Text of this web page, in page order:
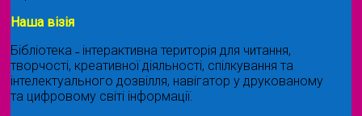
Наша візія
Бібліотека ˗ інтерактивна територія для читання,
творчості, креативної діяльності, спілкування та
інтелектуального дозвілля, навігатор у друкованому
та цифровому світі інформації.